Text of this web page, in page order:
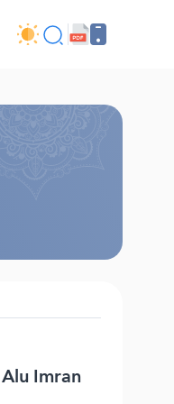
Alu Imran